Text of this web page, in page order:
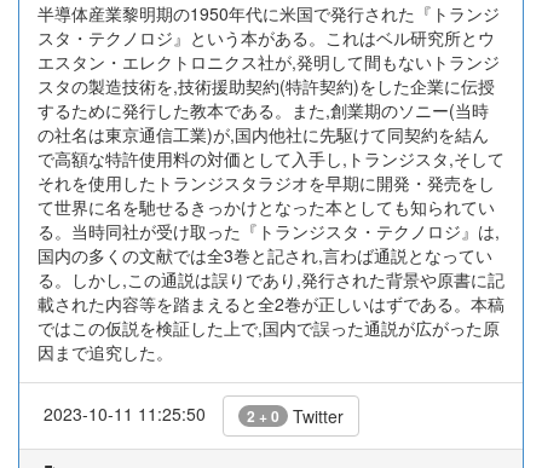
半導体産業黎明期の1950年代に米国で発行された『トランジ
スタ・テクノロジ』という本がある。これはベル研究所とウ
エスタン・エレクトロニクス社が,発明して間もないトランジ
スタの製造技術を,技術援助契約(特許契約)をした企業に伝授
するために発行した教本である。また,創業期のソニー(当時
の社名は東京通信工業)が,国内他社に先駆けて同契約を結ん
で高額な特許使用料の対価として入手し,トランジスタ,そして
それを使用したトランジスタラジオを早期に開発・発売をし
て世界に名を馳せるきっかけとなった本としても知られてい
る。当時同社が受け取った『トランジスタ・テクノロジ』は,
国内の多くの文献では全3巻と記され,言わば通説となってい
る。しかし,この通説は誤りであり,発行された背景や原書に記
載された内容等を踏まえると全2巻が正しいはずである。本稿
ではこの仮説を検証した上で,国内で誤った通説が広がった原
因まで追究した。
2023-10-11 11:25:50 2 + 0 Twitter